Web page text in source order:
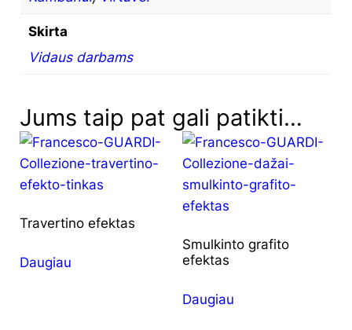
Skirta
Vidaus darbams
Jums taip pat gali patikti…
Travertino efektas
Daugiau
Smulkinto grafito
efektas
Daugiau